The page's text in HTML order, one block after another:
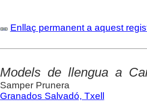
Enllaç permanent a aquest
Models de llengua a
Samper Prunera
Granados Salvadó, Txell